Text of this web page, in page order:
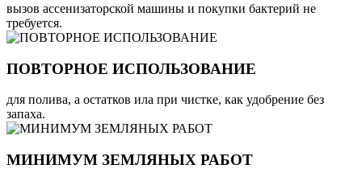
вызов ассенизаторской машины и покупки бактерий не
требуется.
ПОВТОРНОЕ ИСПОЛЬЗОВАНИЕ
для полива, а остатков ила при чистке, как удобрение без
запаха.
МИНИМУМ ЗЕМЛЯНЫХ РАБОТ